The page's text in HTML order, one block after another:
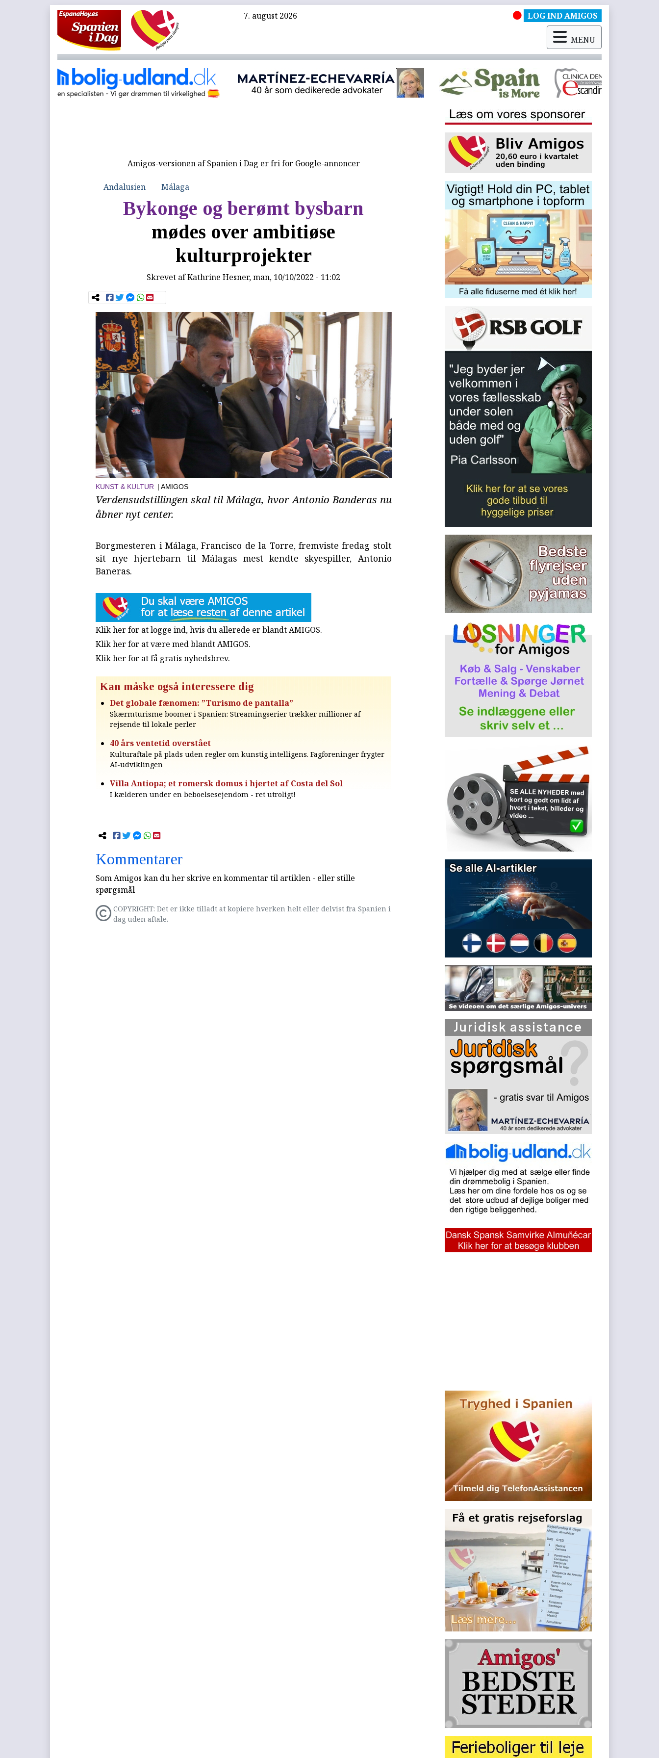
7. august 2026 LOG IND AMIGOS
MENU
Amigos-versionen af Spanien i Dag er fri for Google-annoncer
Andalusien Málaga
Bykonge og berømt bysbarn
mødes over ambitiøse
kulturprojekter
Skrevet afKathrine Hesner, man, 10/10/2022 - 11:02
KUNST & KULTUR | AMIGOS
Verdensudstillingen skal til Málaga, hvor Antonio Banderas nu
åbner nyt center.
Borgmesteren i Málaga, Francisco de la Torre, fremviste fredag stolt
sit nye hjertebarn til Málagas mest kendte skyespiller, Antonio
Baneras.
Klik her for at logge ind, hvis du allerede er blandt AMIGOS.
Klik her for at være med blandt AMIGOS.
Klik her for at få gratis nyhedsbrev.
Kan måske også interessere dig
Det globale fænomen: ”Turismo de pantalla”
Skærmturisme boomer i Spanien: Streamingserier trækker millioner af
rejsende til lokale perler
40 års ventetid overstået
Kulturaftale på plads uden regler om kunstig intelligens. Fagforeninger frygter
AI-udviklingen
Villa Antiopa; et romersk domus i hjertet af Costa del Sol
I kælderen under en beboelsesejendom - ret utroligt!
Kommentarer
Som Amigos kan du her skrive en kommentar til artiklen - eller stille
spørgsmål
COPYRIGHT: Det er ikke tilladt at kopiere hverken helt eller delvist fra Spanien i
dag uden aftale.